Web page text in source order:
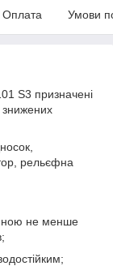
Оплата Умови
S3 призначені
знижених
рельєфна
не менше